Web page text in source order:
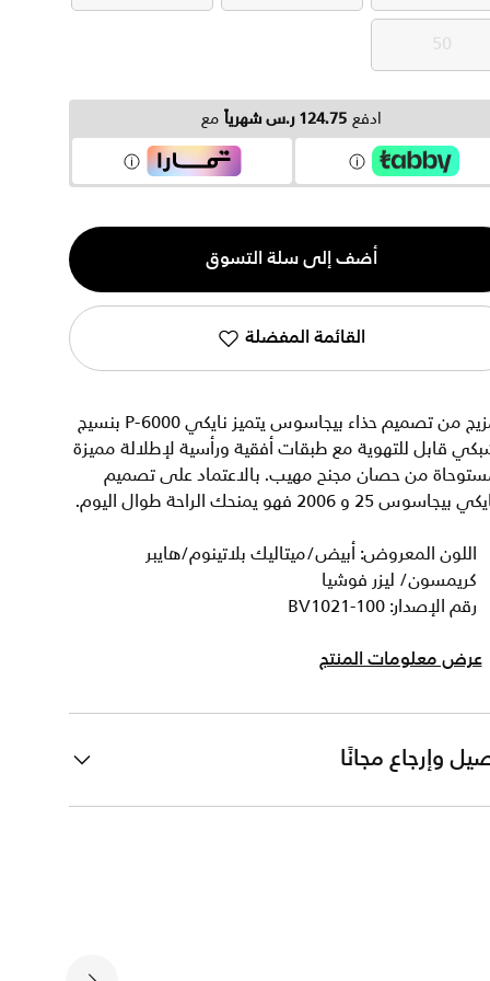
50
50
ادفع 124.75 ر.س شهرياً مع
أضف إلى سلة التسوق
القائمة المفضلة
مزيج من تصميم حذاء بيجاسوس يتميز نايكي P-6000 بنسيج
قابل للتهوية مع طبقات أفقية ورأسية لإطلالة مميزة
من حصان مجنح مهيب. بالاعتماد على تصميم
بيجاسوس 25 و 2006 فهو يمنحك الراحة طوال اليوم.
اللون المعروض: أبيض/ميتاليك بلاتينوم/هايبر
كريمسون/ ليزر فوشيا
رقم الإصدار: BV1021-100
عرض معلومات المنتج
وإرجاع مجانًا